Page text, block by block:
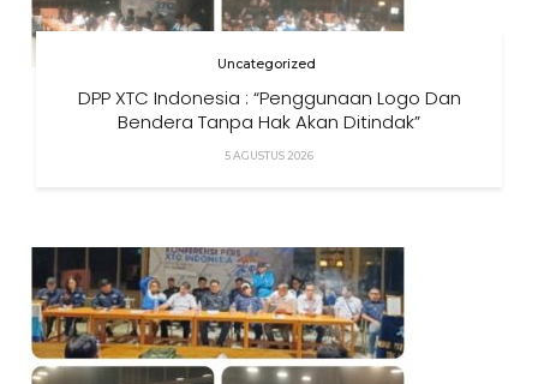
Uncategorized
DPP XTC Indonesia : “Penggunaan Logo Dan
Bendera Tanpa Hak Akan Ditindak”
5 AGUSTUS 2026